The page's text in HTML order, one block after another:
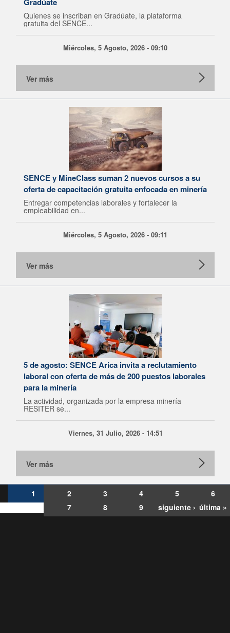
Quienes se inscriban en Gradúate, la plataforma
gratuita del SENCE...
Miércoles, 5 Agosto, 2026 - 09:10
Ver más
SENCE y MineClass suman 2 nuevos cursos a su
oferta de capacitación gratuita enfocada en minería
Entregar competencias laborales y fortalecer la
empleabilidad en...
Miércoles, 5 Agosto, 2026 - 09:11
Ver más
5 de agosto: SENCE Arica invita a reclutamiento
laboral con oferta de más de 200 puestos laborales
para la minería
La actividad, organizada por la empresa minería
RESITER se...
Viernes, 31 Julio, 2026 - 14:51
Ver más
1 2 3 4 5
6
7
8 9 siguiente › última »